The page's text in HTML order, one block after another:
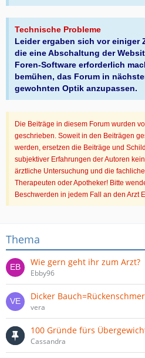
Technische Probleme
Leider ergaben sich vor einiger
die eine Abschaltung der
Foren-Software erforderlich
bemühen, das Forum in
gewohnten Optik anzupassen.
Die Beiträge in diesem Forum wurden
geschrieben. Soweit in den Beiträgen
werden, ersetzen die Beiträge und
subjektiver Erfahrungen der Autoren
ärztliche Untersuchung und die
Therapeuten oder Apotheker! Bitte
Beschwerden in jedem Fall an den Arzt
Thema
Wie gern geht ihr zum Arzt?
Ebby96
Dicker
vera
100 Gründe fürs
Cassandra